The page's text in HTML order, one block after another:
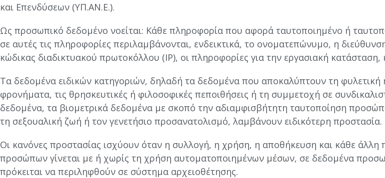
και Επενδύσεων (ΥΠ.ΑΝ.Ε.).
Ως προσωπικό δεδομένο νοείται: Κάθε πληροφορία που αφορά ταυτοποιημένο ή
σε αυτές τις πληροφορίες περιλαμβάνονται, ενδεικτικά, το ονοματεπώνυμο, η
κώδικας διαδικτυακού πρωτοκόλλου (IP), οι πληροφορίες για την εργασιακή κατάσταση,
Τα δεδομένα ειδικών κατηγοριών, δηλαδή τα δεδομένα που αποκαλύπτουν τη φυλετική
φρονήματα, τις θρησκευτικές ή φιλοσοφικές πεποιθήσεις ή τη συμμετοχή σε
δεδομένα, τα βιομετρικά δεδομένα με σκοπό την αδιαμφισβήτητη ταυτοποίηση
τη σεξουαλική ζωή ή τον γενετήσιο προσανατολισμό, λαμβάνουν ειδικότερη προστασία.
Οι κανόνες προστασίας ισχύουν όταν η συλλογή, η χρήση, η αποθήκευση και κάθε
προσώπων γίνεται με ή χωρίς τη χρήση αυτοματοποιημένων μέσων, σε δεδομένα
πρόκειται να περιληφθούν σε σύστημα αρχειοθέτησης.